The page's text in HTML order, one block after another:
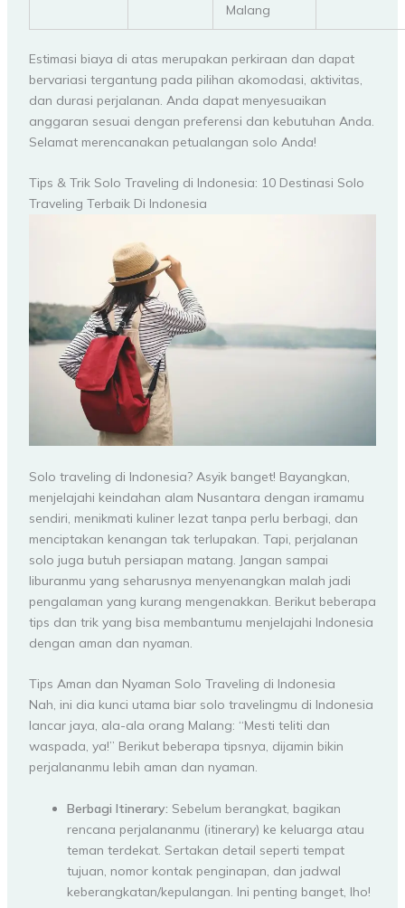
Malang
Estimasi biaya di atas merupakan perkiraan dan dapat
bervariasi tergantung pada pilihan akomodasi, aktivitas,
dan durasi perjalanan. Anda dapat menyesuaikan
anggaran sesuai dengan preferensi dan kebutuhan Anda.
Selamat merencanakan petualangan solo Anda!
Tips & Trik Solo Traveling di Indonesia: 10 Destinasi Solo
Traveling Terbaik Di Indonesia
Solo traveling di Indonesia? Asyik banget! Bayangkan,
menjelajahi keindahan alam Nusantara dengan iramamu
sendiri, menikmati kuliner lezat tanpa perlu berbagi, dan
menciptakan kenangan tak terlupakan. Tapi, perjalanan
solo juga butuh persiapan matang. Jangan sampai
liburanmu yang seharusnya menyenangkan malah jadi
pengalaman yang kurang mengenakkan. Berikut beberapa
tips dan trik yang bisa membantumu menjelajahi Indonesia
dengan aman dan nyaman.
Tips Aman dan Nyaman Solo Traveling di Indonesia
Nah, ini dia kunci utama biar solo travelingmu di Indonesia
lancar jaya, ala-ala orang Malang: “Mesti teliti dan
waspada, ya!” Berikut beberapa tipsnya, dijamin bikin
perjalananmu lebih aman dan nyaman.
Berbagi Itinerary: Sebelum berangkat, bagikan
rencana perjalananmu (itinerary) ke keluarga atau
teman terdekat. Sertakan detail seperti tempat
tujuan, nomor kontak penginapan, dan jadwal
keberangkatan/kepulangan. Ini penting banget, lho!